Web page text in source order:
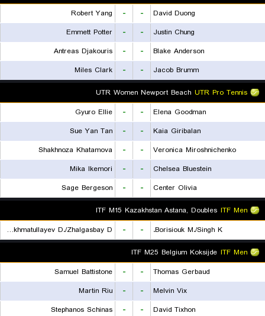
David Duong
-
-
Robert Yang
Justin Chung
-
-
Emmett Potter
Blake Anderson
-
-
Antreas Djakouris
Jacob Brumm
-
-
Miles Clark
UTR Pro Tennis
UTR Women Newport Beach
Elena Goodman
-
-
Gyuro Ellie
Kaia Giribalan
-
-
Sue Yan Tan
Veronica Miroshnichenko
-
-
Shakhnoza Khatamova
Chelsea Bluestein
-
-
Mika Ikemori
Center Olivia
-
-
Sage Bergeson
ITF Men
ITF M15 Kazakhstan Astana, Doubles
Borisiouk M./Singh K.
-
-
Rakhmatullayev D./Zhalgasbay D.
ITF Men
ITF M25 Belgium Koksijde
Thomas Gerbaud
-
-
Samuel Battistone
Melvin Vix
-
-
Martin Riu
David Tixhon
-
-
Stephanos Schinas